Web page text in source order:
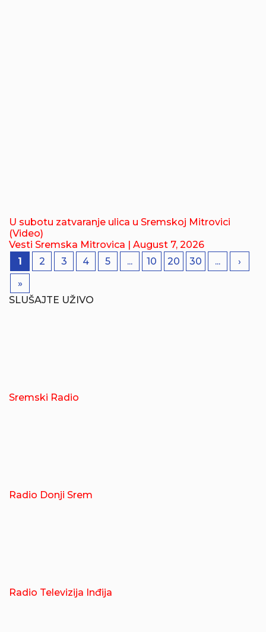
U subotu zatvaranje ulica u Sremskoj Mitrovici
(Video)
Vesti Sremska Mitrovica | August 7, 2026
1
2 3 4 5 ... 10 20 30 ...
›
»
SLUŠAJTE UŽIVO
Sremski Radio
Radio Donji Srem
Radio Televizija Inđija